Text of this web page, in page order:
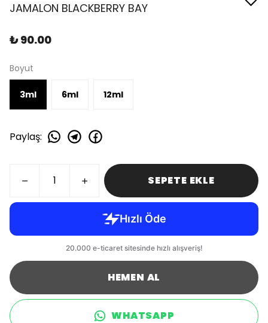
JAMALON BLACKBERRY BAY
₺ 90.00
Boyut
3ml 6ml 12ml
Paylaş:
SEPETE EKLE
HEMEN AL
WHATSAPP